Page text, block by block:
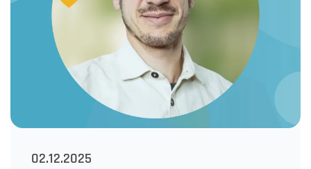
02.12.2025